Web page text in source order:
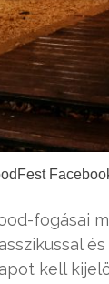
fogásai
kell